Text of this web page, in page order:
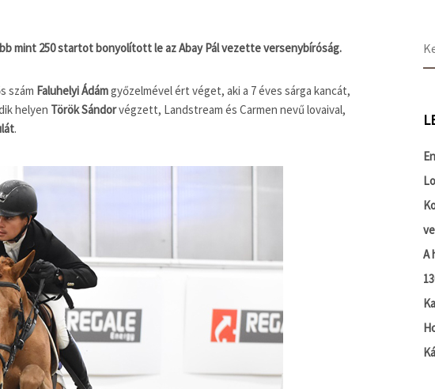
mint 250 startot bonyolított le az Abay Pál vezette versenybíróság.
szám Faluhelyi Ádámgyőzelmével ért véget, aki a 7 éves sárga kancát,
helyen Török Sándorvégzett, Landstream és Carmen nevű lovaival,
.
A